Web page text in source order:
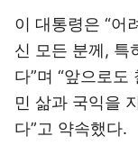
이 대통령은 “어
신 모든 분께, 특
다”며 “앞으로
민 삶과 국익을
다”고 약속했다.